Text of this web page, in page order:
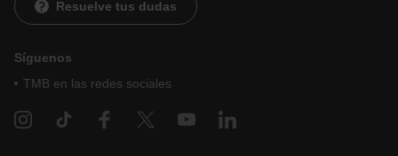
Resuelve tus dudas
Síguenos
TMB en las redes sociales